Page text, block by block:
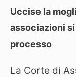
Uccise la
associazioni
processo
La Corte di